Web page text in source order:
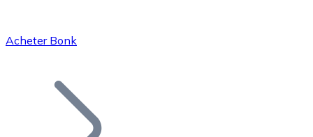
Bitcoin
Acheter Bonk